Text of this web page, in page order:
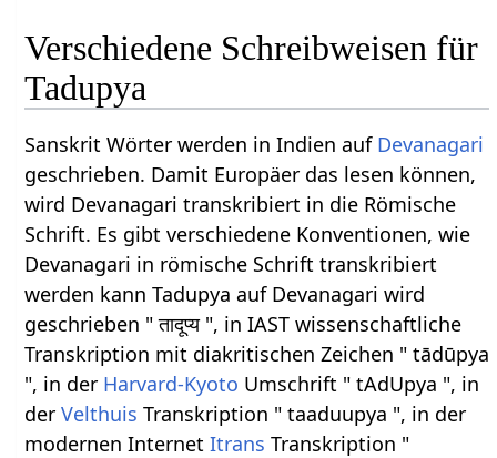
Verschiedene Schreibweisen für
Tadupya
Sanskrit Wörter werden in Indien auf Devanagari
geschrieben. Damit Europäer das lesen können,
wird Devanagari transkribiert in die Römische
Schrift. Es gibt verschiedene Konventionen, wie
Devanagari in römische Schrift transkribiert
werden kann Tadupya auf Devanagari wird
geschrieben " तादूप्य ", in IAST wissenschaftliche
Transkription mit diakritischen Zeichen " tādūpya
", in der Harvard-Kyoto Umschrift " tAdUpya ", in
derVelthuis Transkription " taaduupya ", in der
modernen InternetItrans Transkription "